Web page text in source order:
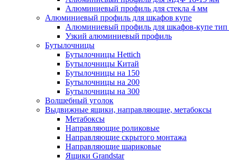
Алюминиевый профиль для стекла 4 мм
Алюминиевый профиль для шкафов купе
Алюминиевый профиль для шкафов-купе
Узкий алюминиевый профиль
Бутылочницы
Бутылочницы Hettich
Бутылочницы Китай
Бутылочницы на 150
Бутылочницы на 200
Бутылочницы на 300
Волшебный уголок
Выдвижные ящики, направляющие, метабоксы
Метабоксы
Направляющие роликовые
Направляющие скрытого монтажа
Направляющие шариковые
Ящики Grandstar